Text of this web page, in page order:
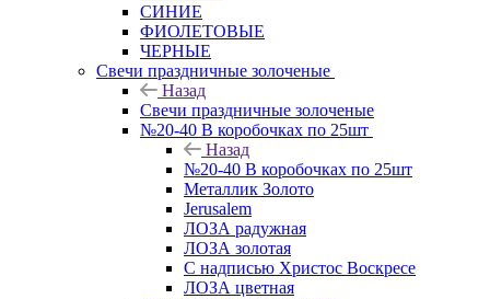
СИНИЕ
ФИОЛЕТОВЫЕ
ЧЕРНЫЕ
Свечи праздничные золоченые
Назад
Свечи праздничные золоченые
№20-40 В коробочках по 25шт
Назад
№20-40 В коробочках по 25шт
Металлик Золото
Jerusalem
ЛОЗА радужная
ЛОЗА золотая
С надписью Христос Воскресе
ЛОЗА цветная